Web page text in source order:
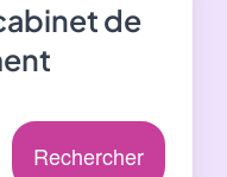
de
Rechercher